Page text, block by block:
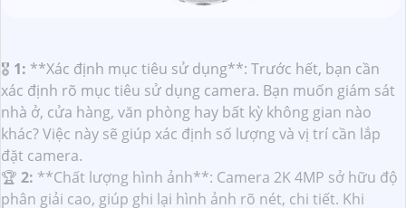
🎖️ 1: **Xác định mục tiêu sử dụng**: Trước hết, bạn cần
xác định rõ mục tiêu sử dụng camera. Bạn muốn giám sát
nhà ở, cửa hàng, văn phòng hay bất kỳ không gian nào
khác? Việc này sẽ giúp xác định số lượng và vị trí cần lắp
đặt camera.
️🏆 2: **Chất lượng hình ảnh**: Camera 2K 4MP sở hữu độ
phân giải cao, giúp ghi lại hình ảnh rõ nét, chi tiết. Khi